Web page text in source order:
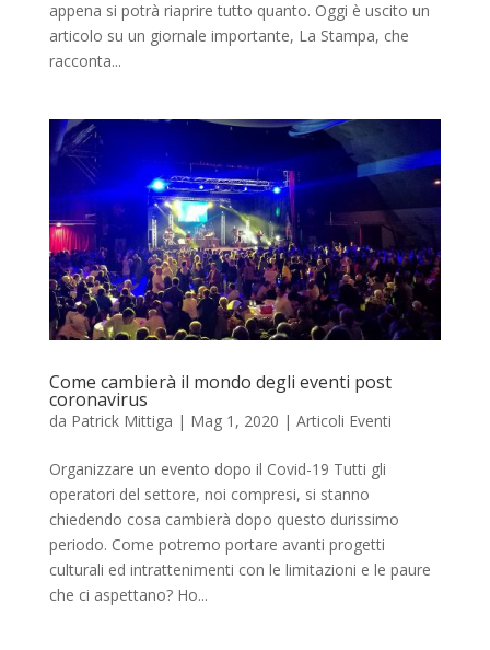
appena si potrà riaprire tutto quanto. Oggi è uscito un
articolo su un giornale importante, La Stampa, che
racconta...
Come cambierà il mondo degli eventi post
coronavirus
da Patrick Mittiga | Mag 1, 2020 | Articoli Eventi
Organizzare un evento dopo il Covid-19 Tutti gli
operatori del settore, noi compresi, si stanno
chiedendo cosa cambierà dopo questo durissimo
periodo. Come potremo portare avanti progetti
culturali ed intrattenimenti con le limitazioni e le paure
che ci aspettano? Ho...